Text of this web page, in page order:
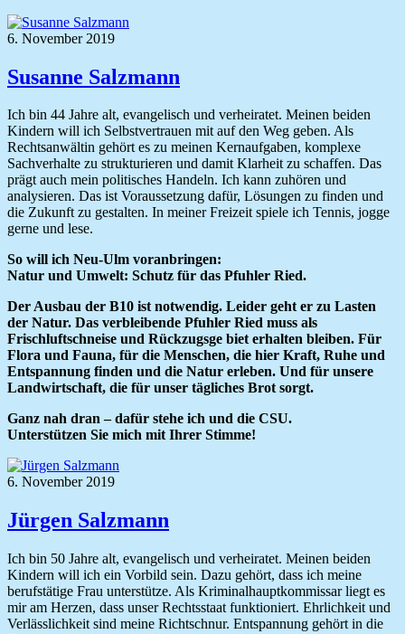
6. November 2019
Susanne Salzmann
Ich bin 44 Jahre alt, evangelisch und verheiratet. Meinen beiden
Kindern will ich Selbstvertrauen mit auf den Weg geben. Als
Rechtsanwältin gehört es zu meinen Kernaufgaben, komplexe
Sachverhalte zu strukturieren und damit Klarheit zu schaffen. Das
prägt auch mein politisches Handeln. Ich kann zuhören und
analysieren. Das ist Voraussetzung dafür, Lösungen zu finden und
die Zukunft zu gestalten. In meiner Freizeit spiele ich Tennis, jogge
gerne und lese.
So will ich Neu-Ulm voranbringen:
Natur und Umwelt: Schutz für das Pfuhler Ried.
Der Ausbau der B10 ist notwendig. Leider geht er zu Lasten
der Natur. Das verbleibende Pfuhler Ried muss als
Frischluftschneise und Rückzugsge biet erhalten bleiben. Für
Flora und Fauna, für die Menschen, die hier Kraft, Ruhe und
Entspannung finden und die Natur erleben. Und für unsere
Landwirtschaft, die für unser tägliches Brot sorgt.
Ganz nah dran – dafür stehe ich und die CSU.
Unterstützen Sie mich mit Ihrer Stimme!
6. November 2019
Jürgen Salzmann
Ich bin 50 Jahre alt, evangelisch und verheiratet. Meinen beiden
Kindern will ich ein Vorbild sein. Dazu gehört, dass ich meine
berufstätige Frau unterstütze. Als Kriminalhauptkommissar liegt es
mir am Herzen, dass unser Rechtsstaat funktioniert. Ehrlichkeit und
Verlässlichkeit sind meine Richtschnur. Entspannung gehört in die